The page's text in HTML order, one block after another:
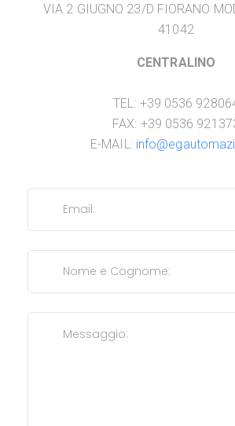
VIA 2 GIUGNO 23/D FIORANO
41042
CENTRALINO
TEL: +39 0536
FAX: +39 0536
E-MAIL: